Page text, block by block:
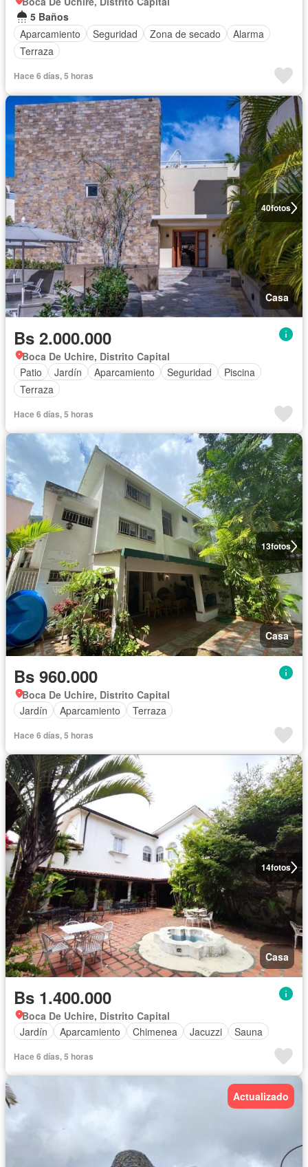
5 Baños
Aparcamiento
Seguridad Zona de secado
Alarma
Terraza
Hace 6 días, 5 horas
40fotos
Casa
Bs 2.000.000
Boca De Uchire, Distrito Capital
Patio
Jardín Aparcamiento Seguridad
Piscina
Terraza
Hace 6 días, 5 horas
13fotos
Casa
Bs 960.000
Boca De Uchire, Distrito Capital
Jardín
Aparcamiento Terraza
Hace 6 días, 5 horas
14fotos
Casa
Bs 1.400.000
Boca De Uchire, Distrito Capital
Jardín
Aparcamiento Chimenea Jacuzzi Sauna
Hace 6 días, 5 horas
Actualizado